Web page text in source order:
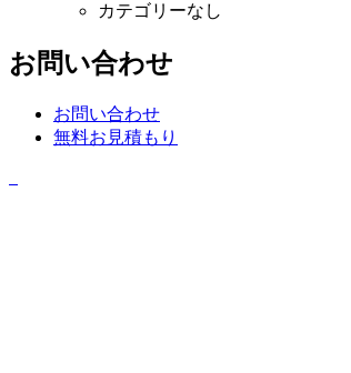
カテゴリーなし
お問い合わせ
お問い合わせ
無料お見積もり